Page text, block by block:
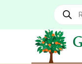
Recherche
produits